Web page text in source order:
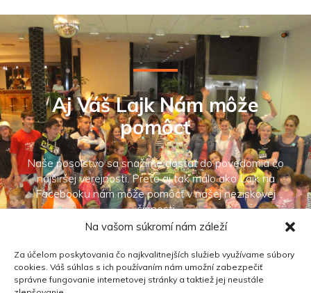
Na vašom súkromí nám záleží
Za účelom poskytovania čo najkvalitnejších služieb využívame súbory
cookies. Váš súhlas s ich používaním nám umožní zabezpečiť
správne fungovanie internetovej stránky a taktiež jej neustále
Aj Váš Lajk Nám môže
pomôcť
Naše posolstvo sa snažíme dostať do povedomia čo
najširšej verejnosti. Preto aj tak málo ako Lajk na
Facebooku nám môže pomôcť v našej neziskovej
činnosti